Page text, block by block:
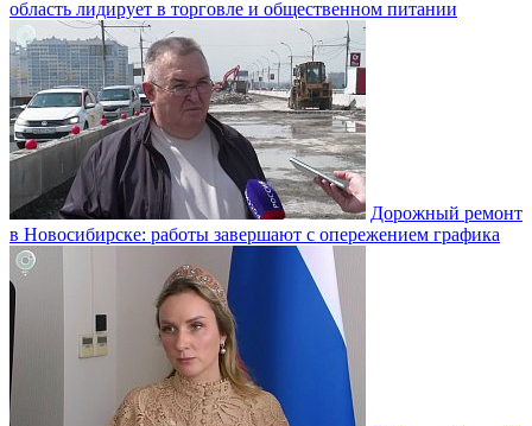
область лидирует в торговле и общественном питании
Дорожный ремонт
в Новосибирске: работы завершают с опережением графика